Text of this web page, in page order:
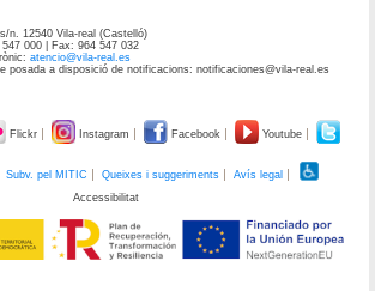
n. 12540 Vila-real (Castelló)
547 000 | Fax: 964 547 032
atencio@vila-real.es
posada a disposició de notificacions: notificaciones@vila-real.es
Flickr Instagram Facebook Youtube
Subv. pel MITIC Queixes i suggeriments
Avís legal
Accessibilitat